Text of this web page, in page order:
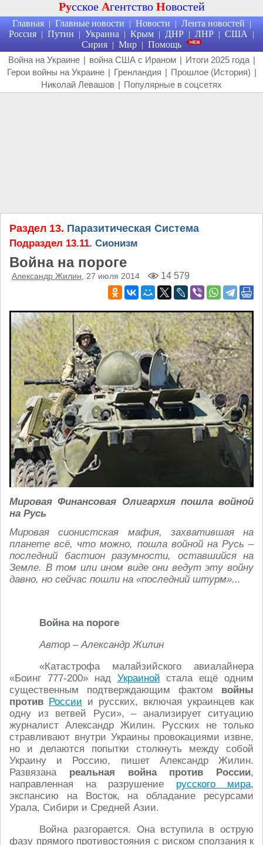
Русское Агентство Новостей
Главная | Главные новости | Новости | Лента новостей |
Россия | Путин | Украина | Крым | ДНР | ЛНР | США |
Сирия | Мир | Помощь
Война на Украине | война США с Ираном | Итоги 2025 года |
Герои войны на Украине | Гренландия | Прошлое (История) |
Николай Левашов | Популярные в соцсетях
Раздел 13. Паразитическая Система
Подраздел 13.11. Сионизм
Война на пороге
Александр Жилин , 27 июля 2014 14 579
Мировая Финансовая Олигархия пошла войной
на Русь
Мировая сионистская мафия, захватившая на
планете всё, что можно, пошла войной на Русь –
последний бастион разумности, оставшийся на
Земле. В том или ином виде они ведут эту войну
давно, но сейчас пошли на «последний штурм»...
Война на пороге
Автор – Александр Жилин
«Катастрофа малайзийского авиалайнера
«Боинг 777-200» над Украиной стала ещё одним
существенным подтверждающим фактом войны
против России и русских, включая украинцев как
одну из ветвей Руси», – анализирует ситуацию
журналист Александр Жилин. Русских не только
стравливают внутри Украины провокациями извне,
но и делаются попытки столкнуть между собой
Украину и Россию, пишет Александр Жилин.
Развязана реальная война против России,
направленная на разрушение русского мира,
экспансию на Восток, на обладание ресурсами
Урала, Сибири и Средней Азии.
Война разгорается. Она вступила в острую
фазу прямого противостояния с риском сползания к